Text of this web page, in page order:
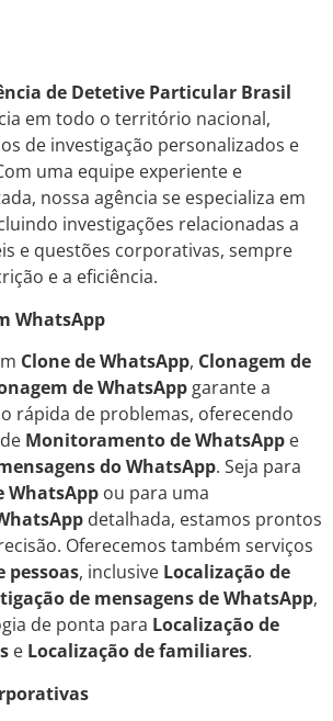
de Detetive Particular Brasil
em todo o território nacional,
de investigação personalizados e
uma equipe experiente e
nossa agência se especializa em
investigações relacionadas a
e questões corporativas, sempre
e a eficiência.
WhatsApp
Clone de WhatsApp, Clonagem de
de WhatsApp garante a
rápida de problemas, oferecendo
Monitoramento de WhatsApp e
do WhatsApp. Seja para
WhatsApp ou para uma
detalhada, estamos prontos
Oferecemos também serviços
pessoas, inclusive Localização de
de mensagens de WhatsApp,
de ponta para Localização de
e Localização de familiares.